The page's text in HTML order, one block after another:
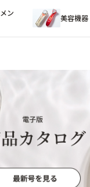
ン
美容機器